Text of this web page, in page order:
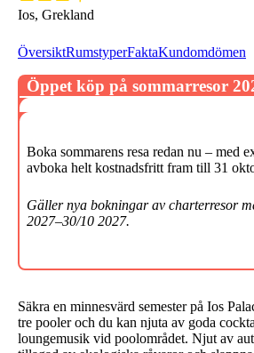
Ios, Grekland
ÖversiktRumstyperFaktaKundomdömen
Säkra en minnesvärd semester på Ios
tre pooler och du kan njuta av goda
loungemusik vid poolområdet. Njut av
Öppet köp på sommarresor
Boka sommarens resa redan nu – med
avboka helt kostnadsfritt fram till 31
Gäller nya bokningar av charterresor
2027–30/10 2027.